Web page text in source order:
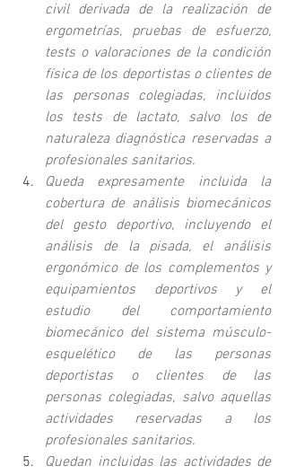
civil derivada de la realización de
ergometrías, pruebas de esfuerzo,
tests o valoraciones de la condición
física de los deportistas o clientes de
las personas colegiadas, incluidos
los tests de lactato, salvo los de
naturaleza diagnóstica reservadas a
profesionales sanitarios.
Queda expresamente incluida la
cobertura de análisis biomecánicos
del gesto deportivo, incluyendo el
análisis de la pisada, el análisis
ergonómico de los complementos y
equipamientos deportivos y el
estudio del comportamiento
biomecánico del sistema músculo-
esquelético de las personas
deportistas o clientes de las
personas colegiadas, salvo aquellas
actividades reservadas a los
profesionales sanitarios.
Quedan incluidas las actividades de